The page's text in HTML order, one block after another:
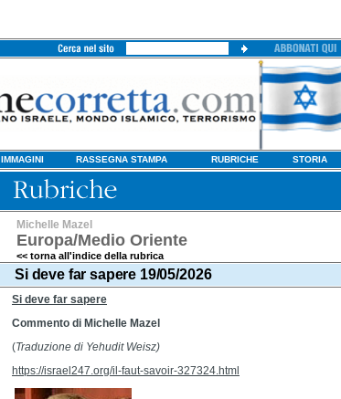
IMMAGINI RASSEGNA STAMPA RUBRICHE STORIA
Michelle Mazel
Europa/Medio Oriente
<< torna all'indice della rubrica
Si deve far sapere 19/05/2026
Si deve far sapere
Commento di Michelle Mazel
(Traduzione di Yehudit Weisz)
https://israel247.org/il-faut-savoir-327324.html